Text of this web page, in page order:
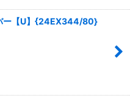
ー【U】{24EX344/80}